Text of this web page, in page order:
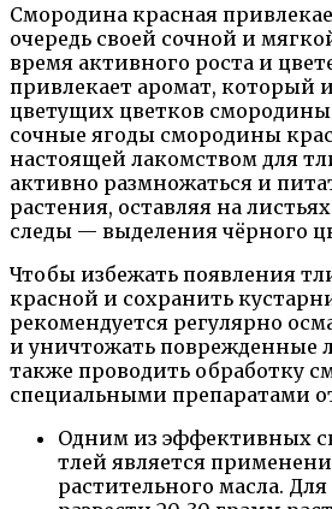
Смородина красная
очередь своей сочной и
время активного роста и
привлекает аромат, который
цветущих цветков
сочные ягоды смородины
настоящей лакомством для
активно размножаться и
растения, оставляя на
следы — выделения чёрного
Чтобы избежать появления
красной и сохранить
рекомендуется регулярно
и уничтожать поврежденные
также проводить обработку
специальными препаратами
Одним из эффективных
тлей является
растительного масла.